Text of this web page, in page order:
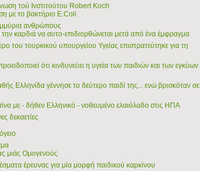
τού Ινστιτούτου Robert Koch
με το βακτήριο E.Coli
ανθρώπους
καρδιά να αυτο-επιδιορθώνεται μετά από ένα έμφραγμα
του τουρκικού υπουργείου Υγείας επιστρατεύτηκε για τη
ότι κινδυνεύει η υγεία των παιδιών και των εγκύων
Ελληνίδα γέννησε το δεύτερο παιδί της... ενώ βρισκόταν σε
με - δήθεν Ελληνικό - νοθευμένο ελαιόλαδο στις ΗΠΑ
δεκαετίες
μιάς Ομογενούς
έρευνας για μία μορφή παιδικού καρκίνου